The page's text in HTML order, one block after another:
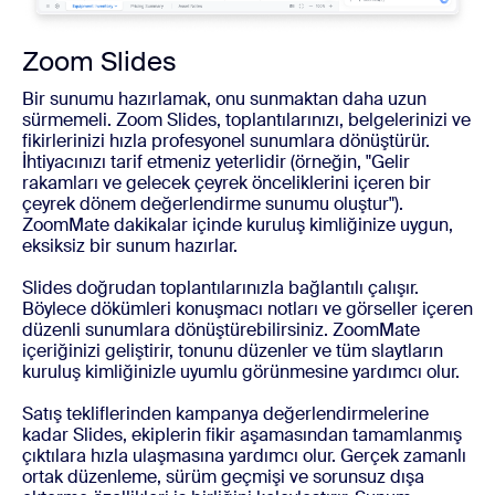
Zoom Slides
Bir sunumu hazırlamak, onu sunmaktan daha uzun
sürmemeli. Zoom Slides, toplantılarınızı, belgelerinizi ve
fikirlerinizi hızla profesyonel sunumlara dönüştürür.
İhtiyacınızı tarif etmeniz yeterlidir (örneğin, "Gelir
rakamları ve gelecek çeyrek önceliklerini içeren bir
çeyrek dönem değerlendirme sunumu oluştur").
ZoomMate dakikalar içinde kuruluş kimliğinize uygun,
eksiksiz bir sunum hazırlar.
Slides doğrudan toplantılarınızla bağlantılı çalışır.
Böylece dökümleri konuşmacı notları ve görseller içeren
düzenli sunumlara dönüştürebilirsiniz. ZoomMate
içeriğinizi geliştirir, tonunu düzenler ve tüm slaytların
kuruluş kimliğinizle uyumlu görünmesine yardımcı olur.
Satış tekliflerinden kampanya değerlendirmelerine
kadar Slides, ekiplerin fikir aşamasından tamamlanmış
çıktılara hızla ulaşmasına yardımcı olur. Gerçek zamanlı
ortak düzenleme, sürüm geçmişi ve sorunsuz dışa